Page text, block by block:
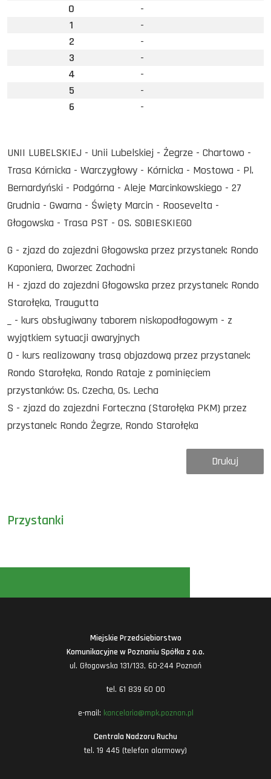
Przystanki
0
-
1
-
2
-
3
-
4
-
5
-
6
-
UNII LUBELSKIEJ - Unii Lubelskiej - Żegrze - Chartowo -
Trasa Kórnicka - Warczygłowy - Kórnicka - Mostowa - Pl.
Bernardyński - Podgórna - Aleje Marcinkowskiego - 27
Grudnia - Gwarna - Święty Marcin - Roosevelta -
Głogowska - Trasa PST - OS. SOBIESKIEGO
G - zjazd do zajezdni Głogowska przez przystanek: Rondo
Kaponiera, Dworzec Zachodni
H - zjazd do zajezdni Głogowska przez przystanek: Rondo
Starołęka, Traugutta
_ - kurs obsługiwany taborem niskopodłogowym - z
wyjątkiem sytuacji awaryjnych
O - kurs realizowany trasą objazdową przez przystanek:
Rondo Starołęka, Rondo Rataje z pominięciem
przystanków: Os. Czecha, Os. Lecha
S - zjazd do zajezdni Forteczna (Starołęka PKM) przez
przystanek: Rondo Żegrze, Rondo Starołęka
Drukuj
Miejskie Przedsiębiorstwo
Komunikacyjne w Poznaniu Spółka z o.o.
ul. Głogowska 131/133, 60-244 Poznań
tel. 61 839 60 00
e-mail: kancelaria@mpk.poznan.pl
Centrala Nadzoru Ruchu
tel. 19 445 (telefon alarmowy)